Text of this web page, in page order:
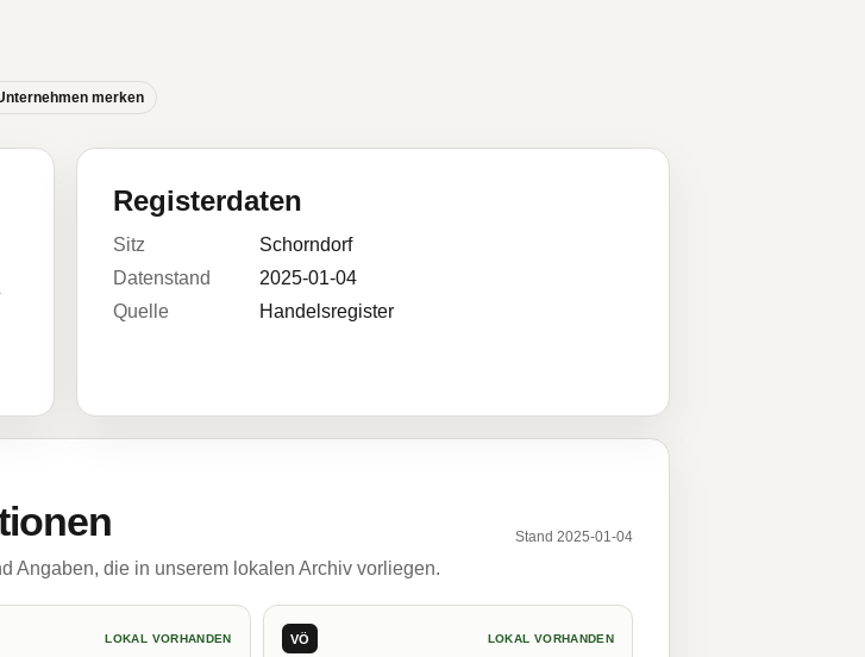
merken
Registerdaten
Sitz
Schorndorf
Datenstand
2025-01-04
Quelle
Handelsregister
Stand 2025-01-04
Angaben, die in unserem lokalen Archiv vorliegen.
LOKAL VORHANDEN VÖ LOKAL VORHANDEN